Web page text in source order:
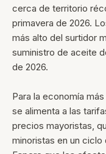
cerca de territorio
primavera de 2026.
más alto del surtidor
suministro de aceite
de 2026.
Para la economía
se alimenta a las
precios mayoristas,
minoristas en un